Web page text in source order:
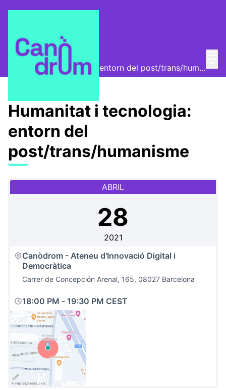
Trobades /
Humanitat i tecnologia: entorn del post/trans/humanisme
Humanitat i tecnologia:
entorn del
post/trans/humanisme
ABRIL
28
2021
Canòdrom - Ateneu d'Innovació Digital i
Democràtica
Carrer de Concepción Arenal, 165, 08027 Barcelona
18:00 PM - 19:30 PM CEST